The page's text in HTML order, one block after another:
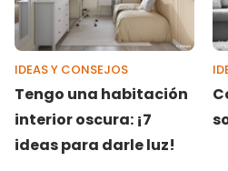
IDEAS Y CONSEJOS
Tengo una habitación
interior oscura: ¡7
ideas para darle luz!